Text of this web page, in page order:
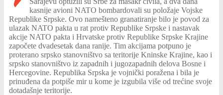
kasnije avioni NATO bombardovali su položaje Vojske
Republike Srpske. Ovo namešteno granatiranje bilo je povod za
ulazak NATO pakta u rat protiv Republike Srpske i nastavak
akcije NATO pakta i Hrvatske protiv Republike Srpske Krajine
započete dvadesetak dana ranije. Tim akcijama potpuno je
proterano srpsko stanovništvo sa teritorije Kninske Krajine, kao i
srpsko stanovništvo iz zapadnih i jugozapadnih delova Bosne i
Hercegovine. Republika Srpska je vojnički poražena i bila je
prinuđena da potpiše mir u kome je izgubila više od trećine svoje
dotadašnje teritorije.